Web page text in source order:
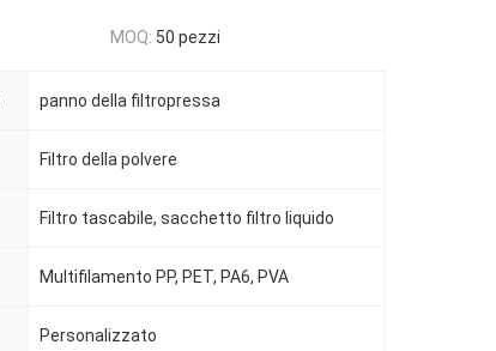
MOQ: 50 pezzi
panno della filtropressa
Filtro della polvere
Filtro tascabile, sacchetto filtro liquido
Multifilamento PP, PET, PA6, PVA
Personalizzato